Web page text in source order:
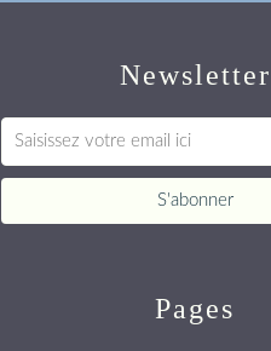
Newsletter
Pages